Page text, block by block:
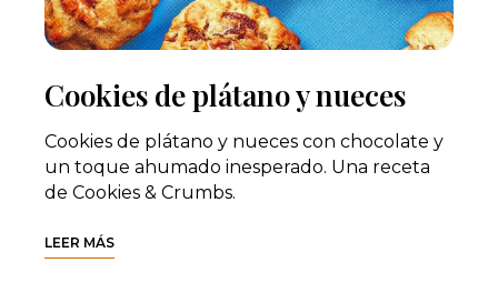
Cookies de plátano y nueces
Cookies de plátano y nueces con chocolate y
un toque ahumado inesperado. Una receta
de Cookies & Crumbs.
LEER MÁS